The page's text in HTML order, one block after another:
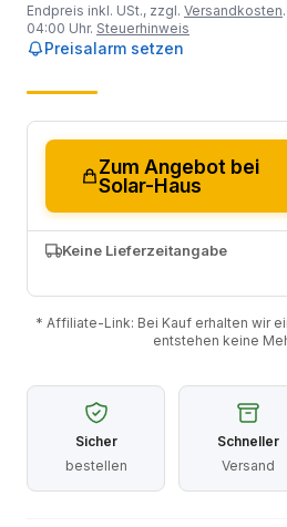
Endpreis inkl. USt., zzgl. Versandkosten
04:00 Uhr. Steuerhinweis
Preisalarm setzen
Zum Angebot bei
Solar-Haus
Keine Lieferzeitangabe
* Affiliate-Link: Bei Kauf erhalten wir
entstehen keine
Sicher
bestellen
Schneller
Versand